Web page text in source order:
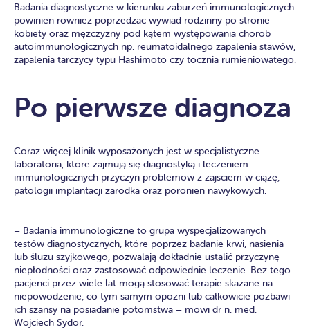
Badania diagnostyczne w kierunku zaburzeń immunologicznych
powinien również poprzedzać wywiad rodzinny po stronie
kobiety oraz mężczyzny pod kątem występowania chorób
autoimmunologicznych np. reumatoidalnego zapalenia stawów,
zapalenia tarczycy typu Hashimoto czy tocznia rumieniowatego.
Po pierwsze diagnoza
Coraz więcej klinik wyposażonych jest w specjalistyczne
laboratoria, które zajmują się diagnostyką i leczeniem
immunologicznych przyczyn problemów z zajściem w ciążę,
patologii implantacji zarodka oraz poronień nawykowych.
– Badania immunologiczne to grupa wyspecjalizowanych
testów diagnostycznych, które poprzez badanie krwi, nasienia
lub śluzu szyjkowego, pozwalają dokładnie ustalić przyczynę
niepłodności oraz zastosować odpowiednie leczenie. Bez tego
pacjenci przez wiele lat mogą stosować terapie skazane na
niepowodzenie, co tym samym opóźni lub całkowicie pozbawi
ich szansy na posiadanie potomstwa – mówi dr n. med.
Wojciech Sydor.